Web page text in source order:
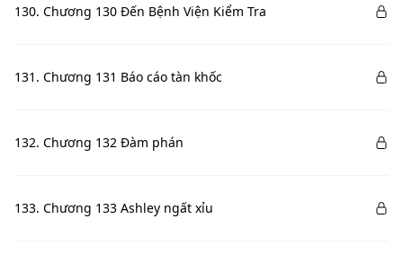
130. Chương 130 Đến Bệnh Viện Kiểm Tra
131. Chương 131 Báo cáo tàn khốc
132. Chương 132 Đàm phán
133. Chương 133 Ashley ngất xỉu